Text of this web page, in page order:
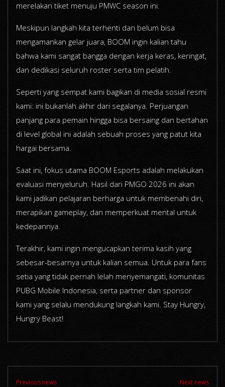
merelakan tiket menuju PMWC season ini.
Meskipun langkah kita terhenti dan belum bisa
mengamankan gelar juara, BOOM ingin kalian tahu
bahwa kami sangat bangga dengan kerja keras, keringat,
dan dedikasi seluruh roster serta tim pelatih.
Seperti yang sempat kami bagikan di media sosial resmi
kami: ini bukanlah akhir dari segalanya. Perjuangan
panjang para pemain hingga bisa bersaing dan bertahan
di level global ini adalah sebuah proses yang patut kita
hargai bersama.
Saat ini, fokus utama BOOM Esports adalah melakukan
evaluasi menyeluruh. Hasil dari PMGO 2026 ini akan
kami jadikan pelajaran berharga untuk membenahi diri,
merapikan gameplay, dan memperkuat mental untuk
kedepannya.
Terakhir, kami ingin mengucapkan terima kasih yang
sebesar-besarnya untuk kalian semua. Untuk para fans
setia yang tidak pernah lelah menyemangati, komunitas
PUBG Mobile Indonesia, serta partner dan sponsor
kami yang selalu mendukung langkah kami. Stay Hungry,
Hungry Beast!
Previous news Next news